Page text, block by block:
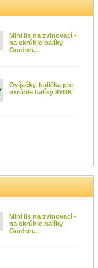
Mini lis na zvinovací -
na okrúhle balíky
Gordon...
Ovíjačky, balička pre
okrúhle balíky 9YDK
Mini lis na zvinovací -
na okrúhle balíky
Gordon...